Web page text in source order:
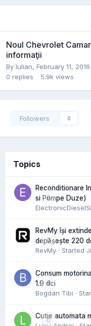
Noul Chevrolet
informaţii
By Iulian, February 11, 2016
0 replies 5.9k views
Followers 0
Topics
0
Reconditionare
si Pompe Duze)
0
RevMy își
depășește 220
RevMy · Started
0
Consum
1.9 dci
Bogdan Tibi ·
0
Cutie automata